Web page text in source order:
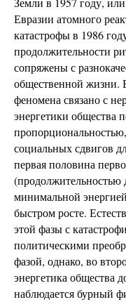
Евразии атомного
катастрофы в 1986
продолжительности
сопряжены с
общественной жизни.
феномена связано с
энергетики общества
социальных сдвигов
первая половина
(продолжительностью
минимальной
быстром росте.
этой фазы с
политическими
фазой, однако, во
энергетика общества
наблюдается бурный